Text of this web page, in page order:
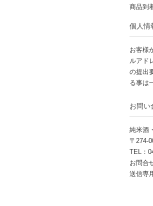
商品到
個人情
お客様
ルアド
の提出
る事は
お問い
純米酒
〒274-
TEL：
お問合
送信専